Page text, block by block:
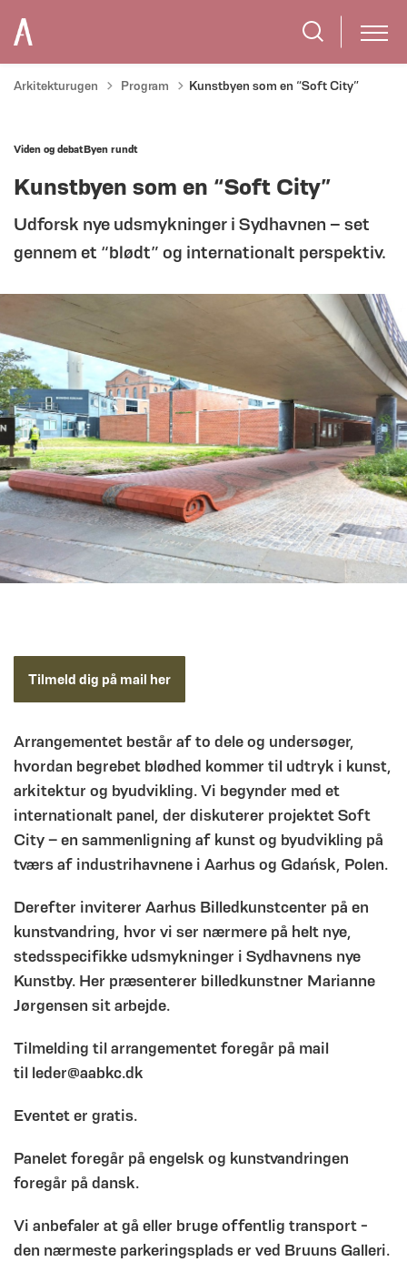
Arkitekturugen Tilbage til
Program Kunstbyen som en “Soft City”
Viden og debatByen rundt
Kunstbyen som en “Soft City”
Udforsk nye udsmykninger i Sydhavnen – set
gennem et “blødt” og internationalt perspektiv.
Tilmeld dig på mail her
Arrangementet består af to dele og undersøger,
hvordan begrebet blødhed kommer til udtryk i kunst,
arkitektur og byudvikling. Vi begynder med et
internationalt panel, der diskuterer projektet Soft
City – en sammenligning af kunst og byudvikling på
tværs af industrihavnene i Aarhus og Gdańsk, Polen.
Derefter inviterer Aarhus Billedkunstcenter på en
kunstvandring, hvor vi ser nærmere på helt nye,
stedsspecifikke udsmykninger i Sydhavnens nye
Kunstby. Her præsenterer billedkunstner Marianne
Jørgensen sit arbejde.
Tilmelding til arrangementet foregår på mail
til leder@aabkc.dk
Eventet er gratis.
Panelet foregår på engelsk og kunstvandringen
foregår på dansk.
Vi anbefaler at gå eller bruge offentlig transport -
den nærmeste parkeringsplads er ved Bruuns Galleri.